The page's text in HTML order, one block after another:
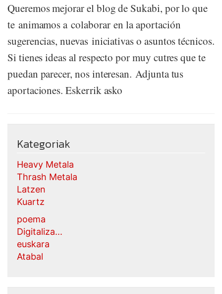
Queremos mejorar el blog de Sukabi, por lo que
te animamos a colaborar en la aportación
sugerencias, nuevas iniciativas o asuntos técnicos.
Si tienes ideas al respecto por muy cutres que te
puedan parecer, nos interesan. Adjunta tus
aportaciones. Eskerrik asko
Kategoriak
Heavy Metala
Thrash Metala
Latzen
Kuartz
poema
Digitaliza...
euskara
Atabal